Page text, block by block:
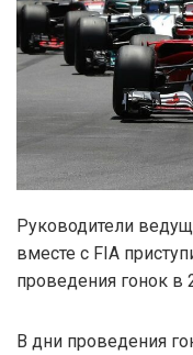
Руководители
вместе с FIA
проведения гонок
В дни проведения